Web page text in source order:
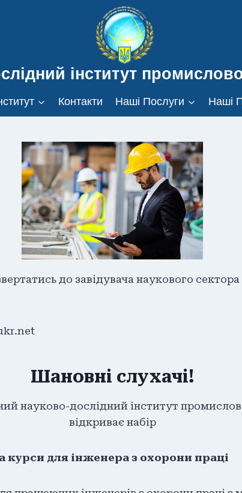
інститут
Контакти Наші Послуги Наші
до завідувача наукового
Шановні слухачі!
науково-дослідний інститут
відкриває набір
курси для інженера з охорони праці